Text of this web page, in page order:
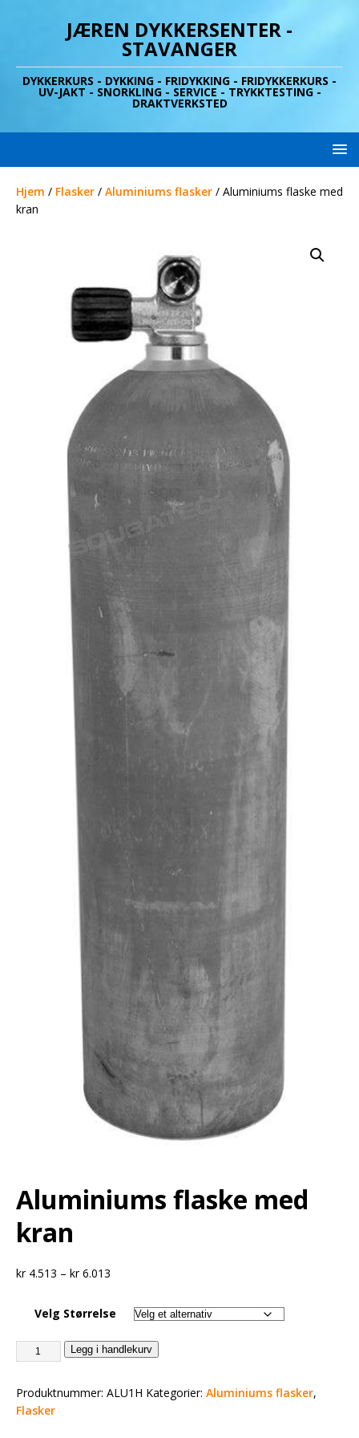
JÆREN DYKKERSENTER -
STAVANGER
DYKKERKURS - DYKKING - FRIDYKKING - FRIDYKKERKURS -
UV-JAKT - SNORKLING - SERVICE - TRYKKTESTING -
DRAKTVERKSTED
Hjem / Flasker / Aluminiums flasker / Aluminiums flaske med
kran
Aluminiums flaske med
kran
kr4.513 – kr6.013
Velg Størrelse
Legg i handlekurv
Produktnummer: ALU1H Kategorier: Aluminiums flasker,
Flasker